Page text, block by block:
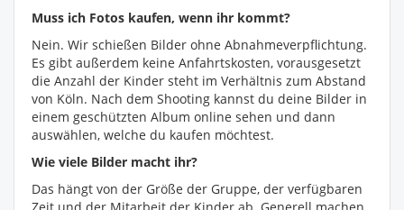
Muss ich Fotos kaufen, wenn ihr kommt?
Nein. Wir schießen Bilder ohne Abnahmeverpflichtung.
Es gibt außerdem keine Anfahrtskosten, vorausgesetzt
die Anzahl der Kinder steht im Verhältnis zum Abstand
von Köln. Nach dem Shooting kannst du deine Bilder in
einem geschützten Album online sehen und dann
auswählen, welche du kaufen möchtest.
Wie viele Bilder macht ihr?
Das hängt von der Größe der Gruppe, der verfügbaren